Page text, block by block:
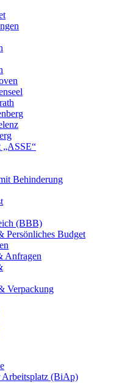
„ASSE“
Behinderung
(BBB)
Persönliches Budget
Anfragen
Verpackung
Arbeitsplatz (BiAp)